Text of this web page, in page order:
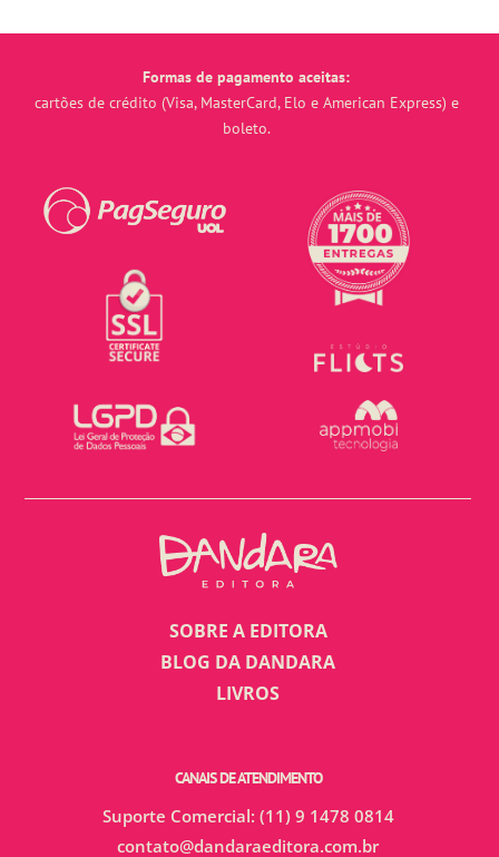
Formas de pagamento aceitas:
cartões de crédito (Visa, MasterCard, Elo e American Express) e
boleto.
SOBRE A EDITORA
BLOG DA DANDARA
LIVROS
CANAIS DE ATENDIMENTO
Suporte Comercial: (11) 9 1478 0814
contato@dandaraeditora.com.br